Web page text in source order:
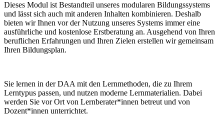
Dieses Modul ist Bestandteil unseres modularen Bildungssystems
und lässt sich auch mit anderen Inhalten kombinieren. Deshalb
bieten wir Ihnen vor der Nutzung unseres Systems immer eine
ausführliche und kostenlose Erstberatung an. Ausgehend von Ihren
beruflichen Erfahrungen und Ihren Zielen erstellen wir gemeinsam
Ihren Bildungsplan.
Sie lernen in der DAA mit den Lernmethoden, die zu Ihrem
Lerntypus passen, und nutzen moderne Lernmaterialien. Dabei
werden Sie vor Ort von Lernberater*innen betreut und von
Dozent*innen unterrichtet.